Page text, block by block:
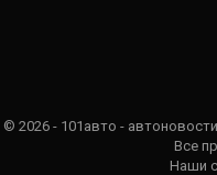
© 2026 - 101авто -
Все
Наши